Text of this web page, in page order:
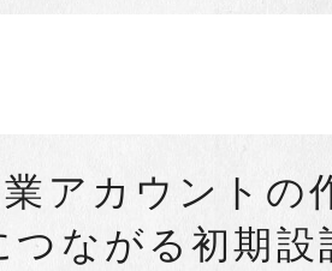
アカウントの
つながる初期設